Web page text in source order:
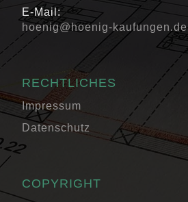
E-Mail:
hoenig@hoenig-kaufungen.de
RECHTLICHES
Impressum
Datenschutz
COPYRIGHT